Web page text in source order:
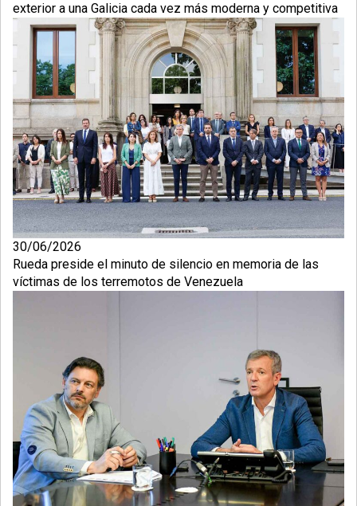
exterior a una Galicia cada vez más moderna y competitiva
30/06/2026
Rueda preside el minuto de silencio en memoria de las
víctimas de los terremotos de Venezuela